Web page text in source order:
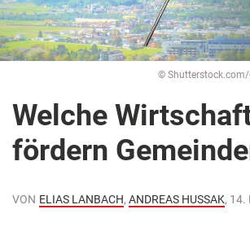
©
Welche
fördern
VON ELIAS LANBACH, ANDREAS HUSSAK, 14.